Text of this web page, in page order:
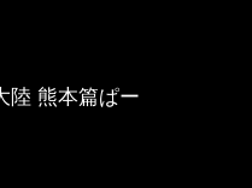
陸 熊本篇ぱー